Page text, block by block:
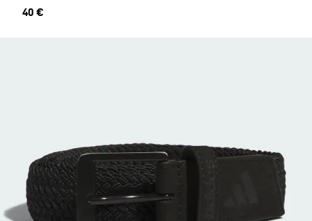
Prezzo
40 €